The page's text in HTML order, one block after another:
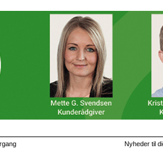
Nyheder til